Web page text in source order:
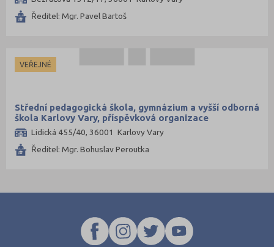
Příbram (1)
Svitavy (2)
Ředitel: Mgr. Pavel Bartoš
VEŘEJNÉ
Střední pedagogická škola, gymnázium a vyšší odborná
škola Karlovy Vary, příspěvková organizace
Lidická 455/40, 36001 Karlovy Vary
Ředitel: Mgr. Bohuslav Peroutka